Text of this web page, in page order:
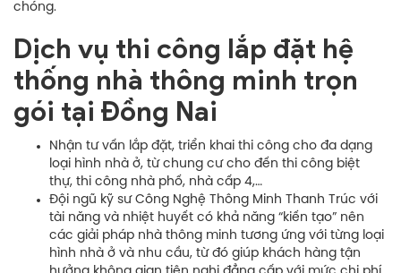
chóng.
Dịch vụ thi công lắp đặt hệ
thống nhà thông minh trọn
gói tại Đồng Nai
Nhận tư vấn lắp đặt, triển khai thi công cho đa dạng
loại hình nhà ở, từ chung cư cho đến thi công biệt
thự, thi công nhà phố, nhà cấp 4,…
Đội ngũ kỹ sư Công Nghệ Thông Minh Thanh Trúc với
tài năng và nhiệt huyết có khả năng “kiến tạo” nên
các giải pháp nhà thông minh tương ứng với từng loại
hình nhà ở và nhu cầu, từ đó giúp khách hàng tận